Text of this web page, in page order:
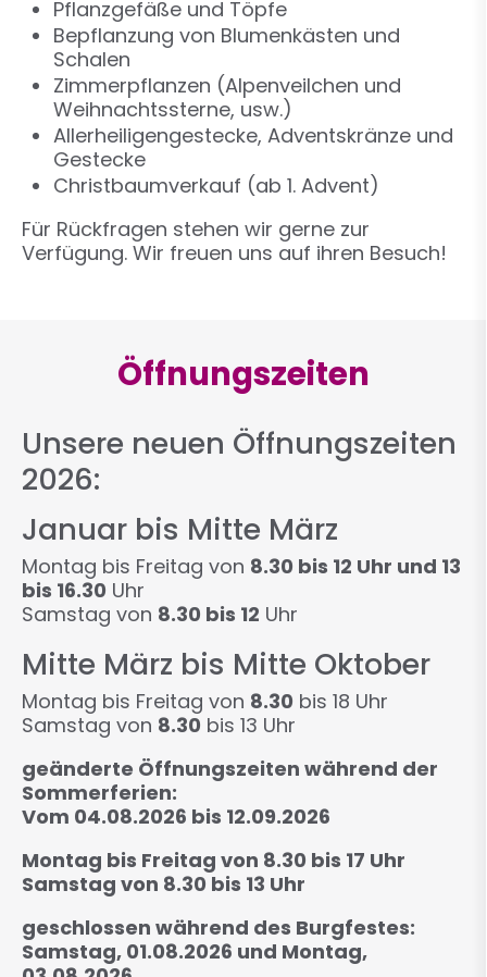
Pflanzgefäße und Töpfe
Bepflanzung von Blumenkästen und
Schalen
Zimmerpflanzen (Alpenveilchen und
Weihnachtssterne, usw.)
Allerheiligengestecke, Adventskränze und
Gestecke
Christbaumverkauf (ab 1. Advent)
Für Rückfragen stehen wir gerne zur
Verfügung. Wir freuen uns auf ihren Besuch!
Öffnungszeiten
Unsere neuen Öffnungszeiten
2026:
Januar bis Mitte März
Montag bis Freitag von 8.30 bis 12 Uhr und 13
bis 16.30 Uhr
Samstag von 8.30 bis 12 Uhr
Mitte März bis Mitte Oktober
Montag bis Freitag von 8.30 bis 18 Uhr
Samstag von 8.30 bis 13 Uhr
geänderte Öffnungszeiten während der
Sommerferien:
Vom 04.08.2026 bis 12.09.2026
Montag bis Freitag von 8.30 bis 17 Uhr
Samstag von 8.30 bis 13 Uhr
geschlossen während des Burgfestes:
Samstag, 01.08.2026 und Montag,